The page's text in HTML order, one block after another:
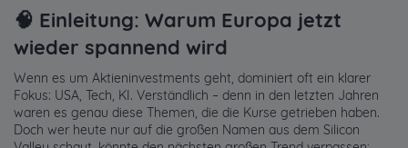
🧠 Einleitung: Warum Europa jetzt
wieder spannend wird
Wenn es um Aktieninvestments geht, dominiert oft ein klarer
Fokus: USA, Tech, KI. Verständlich – denn in den letzten Jahren
waren es genau diese Themen, die die Kurse getrieben haben.
Doch wer heute nur auf die großen Namen aus dem Silicon